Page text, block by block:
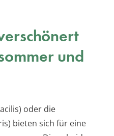
und
oder die
bieten sich für eine